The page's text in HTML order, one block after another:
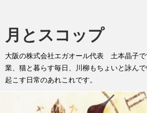
月とスコップ
大阪の株式会社エガオール代表 土本晶子
業、猫と暮らす毎日、川柳もちょいと詠ん
起こす日常のあれこれです。